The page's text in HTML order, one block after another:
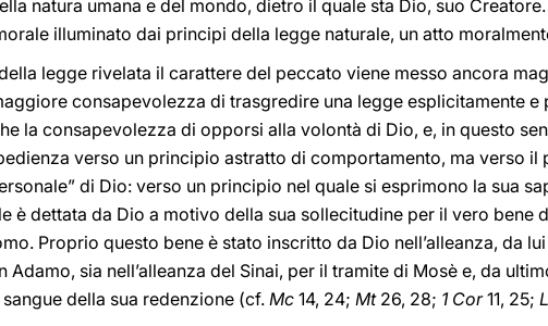
natura umana e del mondo, dietro il quale sta Dio, suo
illuminato dai principi della legge naturale, un atto
legge rivelata il carattere del peccato viene messo ancora
consapevolezza di trasgredire una legge esplicitamente e
la consapevolezza di opporsi alla volontà di Dio, e, in questo
verso un principio astratto di comportamento, ma verso il
di Dio: verso un principio nel quale si esprimono la sua
è dettata da Dio a motivo della sua sollecitudine per il vero bene
Proprio questo bene è stato inscritto da Dio nell’alleanza, da
Adamo, sia nell’alleanza del Sinai, per il tramite di Mosè e, da
della sua redenzione (cf. Mc 14, 24; Mt26, 28; 1 Cor11, 25;